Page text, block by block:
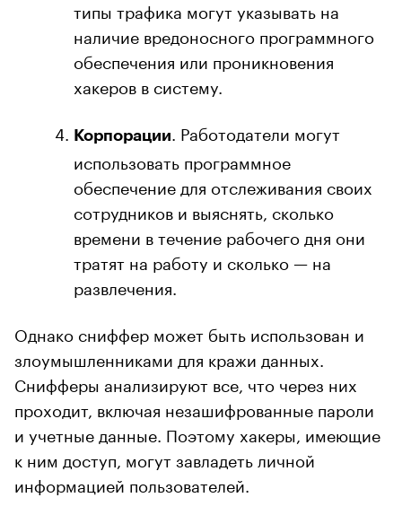
типы трафика могут указывать на
наличие вредоносного программного
обеспечения или проникновения
хакеров в систему.
Корпорации
. Работодатели могут
использовать программное
обеспечение для отслеживания своих
сотрудников и выяснять, сколько
времени в течение рабочего дня они
тратят на работу и сколько — на
развлечения.
Однако сниффер может быть использован и
злоумышленниками для кражи данных.
Снифферы анализируют все, что через них
проходит, включая незашифрованные пароли
и учетные данные. Поэтому хакеры, имеющие
к ним доступ, могут завладеть личной
информацией пользователей.